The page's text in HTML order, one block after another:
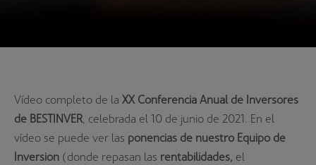
Vídeo completo de la XX Conferencia Anual de Inversores
de BESTINVER, celebrada el 10 de junio de 2021. En el
vídeo se puede ver las ponencias de nuestro Equipo de
Inversión (donde repasan las rentabilidades, el